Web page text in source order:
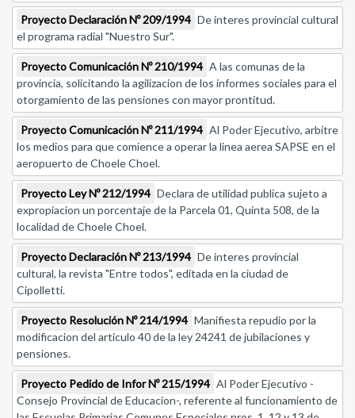
Proyecto Declaración Nº 209/1994 De interes provincial cultural
el programa radial "Nuestro Sur".
Proyecto Comunicación Nº 210/1994 A las comunas de la
provincia, solicitando la agilizacion de los informes sociales para el
otorgamiento de las pensiones con mayor prontitud.
Proyecto Comunicación Nº 211/1994 Al Poder Ejecutivo, arbitre
los medios para que comience a operar la linea aerea SAPSE en el
aeropuerto de Choele Choel.
Proyecto Ley Nº 212/1994 Declara de utilidad publica sujeto a
expropiacion un porcentaje de la Parcela 01, Quinta 508, de la
localidad de Choele Choel.
Proyecto Declaración Nº 213/1994 De interes provincial
cultural, la revista "Entre todos", editada en la ciudad de
Cipolletti.
Proyecto Resolución Nº 214/1994 Manifiesta repudio por la
modificacion del articulo 40 de la ley 24241 de jubilaciones y
pensiones.
Proyecto Pedido de Infor Nº 215/1994 Al Poder Ejecutivo -
Consejo Provincial de Educacion-, referente al funcionamiento de